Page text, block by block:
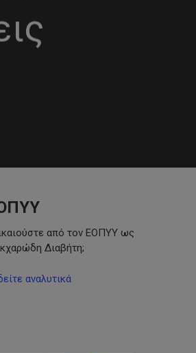
από τον ΕΟΠΥΥ ως
Διαβήτη;
αναλυτικά